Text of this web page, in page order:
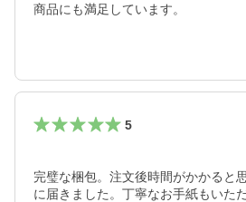
商品にも満足しています。
5
完璧な梱包。注文後時間がかかると
に届きました。丁寧なお手紙もいた